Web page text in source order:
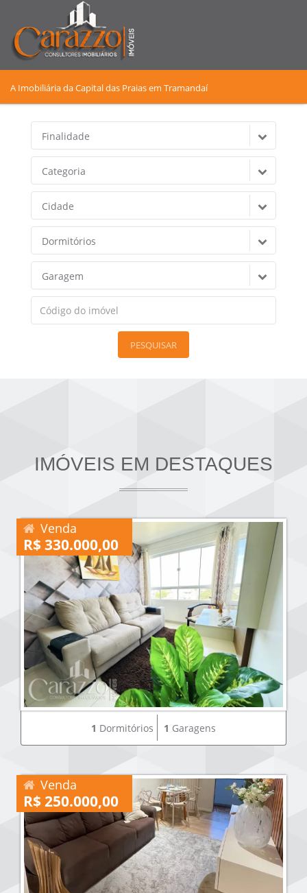
A Imobiliária da Capital das Praias em Tramandaí
Finalidade
Categoria
Cidade
Dormitórios
Garagem
PESQUISAR
IMÓVEIS EM DESTAQUES
Venda
R$ 330.000,00
1 Dormitórios 1 Garagens
Venda
R$ 250.000,00